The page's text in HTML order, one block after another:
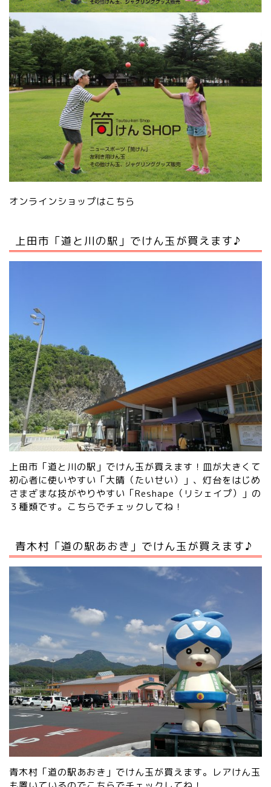
オンラインショップはこちら
上田市「道と川の駅」でけん玉が買えます♪
上田市「道と川の駅」でけん玉が買えます！皿が大きくて
初心者に使いやすい「大晴（たいせい）」、灯台をはじめ
さまざまな技がやりやすい「Reshape（リシェイプ）」の
３種類です。 こちらでチェックしてね！
青木村「道の駅あおき」でけん玉が買えます♪
青木村「道の駅あおき」でけん玉が買えます。レアけん玉